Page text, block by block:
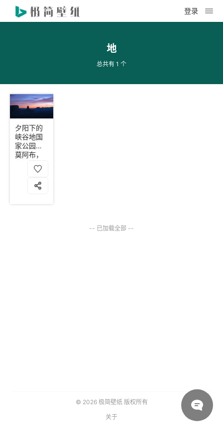
登录
地
总共有 1 个
夕阳下的
峡谷地国
家公园，
莫阿布，
犹他州，
-- 已加载全部 --
© 2026 极简壁纸版权所有
关于